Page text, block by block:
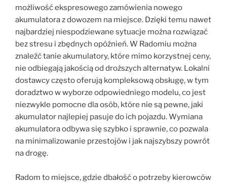
możliwość ekspresowego zamówienia nowego
akumulatora z dowozem na miejsce. Dzięki temu nawet
najbardziej niespodziewane sytuacje można rozwiązać
bez stresu i zbędnych opóźnień. W Radomiu można
znaleźć tanie akumulatory, które mimo korzystnej ceny,
nie odbiegają jakością od droższych alternatyw. Lokalni
dostawcy często oferują kompleksową obsługę, w tym
doradztwo w wyborze odpowiedniego modelu, co jest
niezwykle pomocne dla osób, które nie są pewne, jaki
akumulator najlepiej pasuje do ich pojazdu. Wymiana
akumulatora odbywa się szybko i sprawnie, co pozwala
na minimalizowanie przestojów i jak najszybszy powrót
na drogę.
Radom to miejsce, gdzie dbałość o potrzeby kierowców